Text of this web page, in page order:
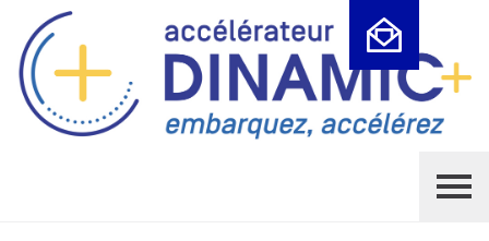
Cookies management panel